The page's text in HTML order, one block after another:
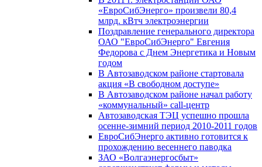
«ЕвроСибЭнерго» произвели 80,4
млрд. кВтч электроэнергии
Поздравление генерального директора
ОАО "ЕвроСибЭнерго" Евгения
Федорова с Днем Энергетика и Новым
годом
В Автозаводском районе стартовала
акция «В свободном доступе»
В Автозаводском районе начал работу
«коммунальный» call-центр
Автозаводская ТЭЦ успешно прошла
осенне-зимний период 2010-2011 годов
ЕвроСибЭнерго активно готовится к
прохождению весеннего паводка
ЗАО «Волгаэнергосбыт»